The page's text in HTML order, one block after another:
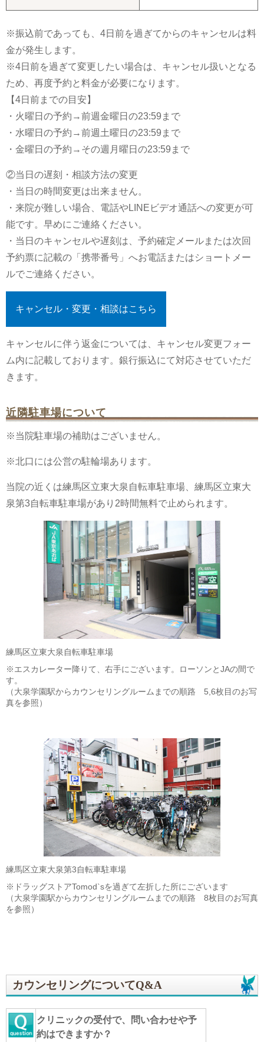
※振込前であっても、4日前を過ぎてからのキャンセルは料
金が発生します。
※4日前を過ぎて変更したい場合は、キャンセル扱いとなる
ため、再度予約と料金が必要になります。
【4日前までの目安】
・火曜日の予約→前週金曜日の23:59まで
・水曜日の予約→前週土曜日の23:59まで
・金曜日の予約→その週月曜日の23:59まで
②当日の遅刻・相談方法の変更
・当日の時間変更は出来ません。
・来院が難しい場合、電話やLINEビデオ通話への変更が可
能です。早めにご連絡ください。
・当日のキャンセルや遅刻は、予約確定メールまたは次回
予約票に記載の「携帯番号」へお電話またはショートメー
ルでご連絡ください。
キャンセル・変更・相談はこちら
キャンセルに伴う返金については、キャンセル変更フォー
ム内に記載しております。銀行振込にて対応させていただ
きます。
近隣駐車場について
※当院駐車場の補助はございません。
※北口には公営の駐輪場あります。
当院の近くは練馬区立東大泉自転車駐車場、練馬区立東大
泉第3自転車駐車場があり2時間無料で止められます。
練馬区立東大泉自転車駐車場
※エスカレーター降りて、右手にございます。ローソンとJAの間で
す。
（大泉学園駅からカウンセリングルームまでの順路 5,6枚目のお写
真を参照）
練馬区立東大泉第3自転車駐車場
※ドラッグストアTomod`sを過ぎて左折した所にございます
（大泉学園駅からカウンセリングルームまでの順路 8枚目のお写真
を参照）
カウンセリングについてQ&A
クリニックの受付で、問い合わせや予
約はできますか？